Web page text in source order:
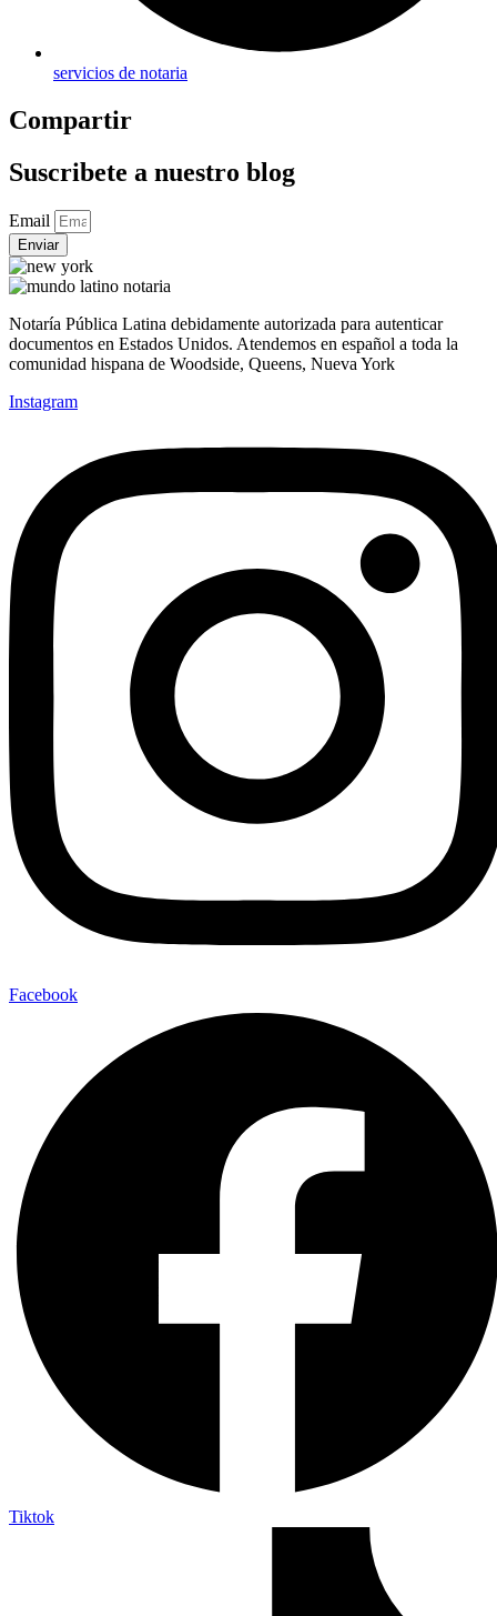
servicios de notaria
Compartir
Suscribete a nuestro blog
Email
Enviar
Notaría Pública Latina debidamente autorizada para autenticar
documentos en Estados Unidos. Atendemos en español a toda la
comunidad hispana de Woodside, Queens, Nueva York
Instagram
Facebook
Tiktok